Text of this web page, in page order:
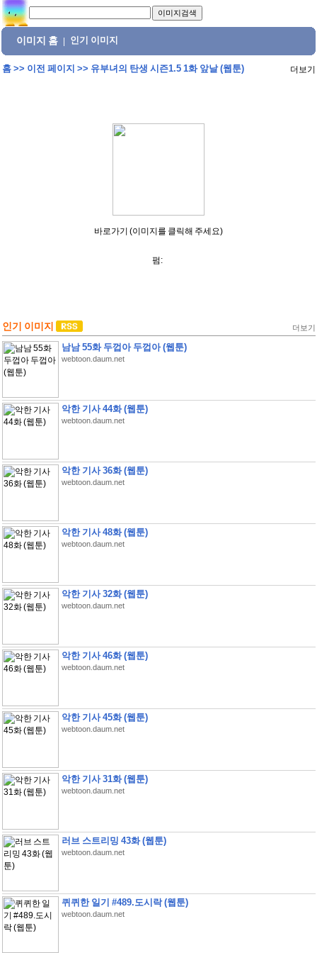
이미지 홈 인기 이미지
홈>> 이전 페이지 >> 유부녀의 탄생 시즌1.5 1화 앞날 (웹툰) 더보기
바로가기 (이미지를 클릭해 주세요)
펌:
인기 이미지 더보기
남남 55화 두껍아 두껍아 (웹툰)
webtoon.daum.net
악한 기사 44화 (웹툰)
webtoon.daum.net
악한 기사 36화 (웹툰)
webtoon.daum.net
악한 기사 48화 (웹툰)
webtoon.daum.net
악한 기사 32화 (웹툰)
webtoon.daum.net
악한 기사 46화 (웹툰)
webtoon.daum.net
악한 기사 45화 (웹툰)
webtoon.daum.net
악한 기사 31화 (웹툰)
webtoon.daum.net
러브 스트리밍 43화 (웹툰)
webtoon.daum.net
퀴퀴한 일기 #489.도시락 (웹툰)
webtoon.daum.net